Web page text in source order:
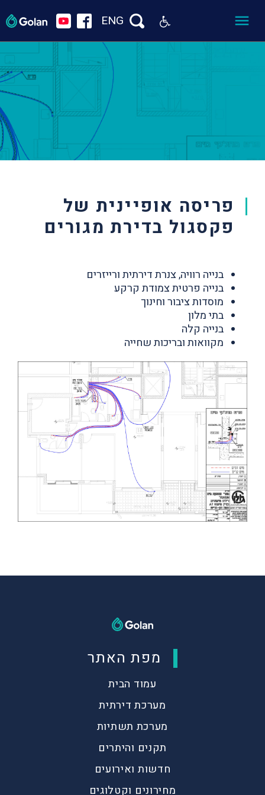
ENG
פריסה אופיינית של
פקסגול בדירת מגורים
בנייה רוויה, צנרת דירתית ורייזרים
בנייה פרטית צמודת קרקע
מוסדות ציבור וחינוך
בתי מלון
בנייה קלה
מקוואות ובריכות שחייה
מפת האתר
עמוד הבית
מערכת דירתית
מערכת תשתיות
תקנים והיתרים
חדשות ואירועים
מחירונים וקטלוגים